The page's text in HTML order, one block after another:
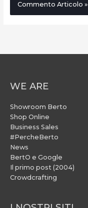
WE ARE
Showroom Berto
Shop Online
Business Sales
#PercheBerto
News
BertO e Google
Il primo post (2004)
Crowdcrafting